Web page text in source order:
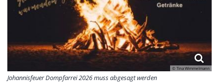
© Tina Wimmelmann
Johannisfeuer Dompfarrei 2026 muss abgesagt werden